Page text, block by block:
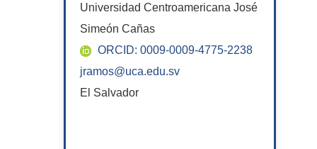
Universidad Centroamericana José
Simeón Cañas
ORCID: 0009-0009-4775-2238
jramos@uca.edu.sv
El Salvador